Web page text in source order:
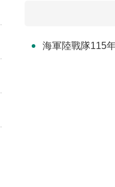
海軍陸戰隊115